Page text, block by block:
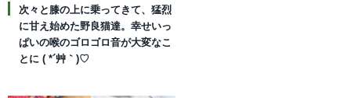
次々と膝の上に乗ってきて、猛烈
に甘え始めた野良猫達。幸せいっ
ぱいの喉のゴロゴロ音が大変なこ
とに ( *´艸｀)♡